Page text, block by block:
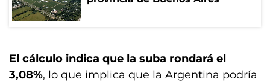
El cálculo indica que la suba rondará el
3,08%, lo que implica que la Argentina podría